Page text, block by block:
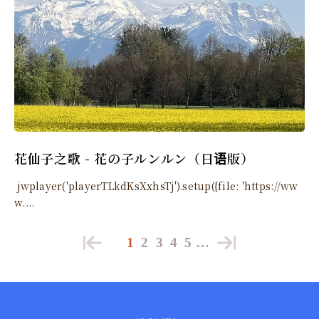
花仙子之歌 - 花の子ルンルン（日语版）
jwplayer('playerTLkdKsXxhsTj').setup({file: 'https://ww
w....
1 2 3 4 5 …